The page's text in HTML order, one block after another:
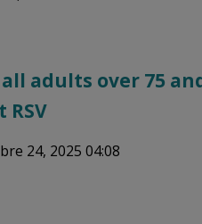
all adults over 75
24, 2025 04:08